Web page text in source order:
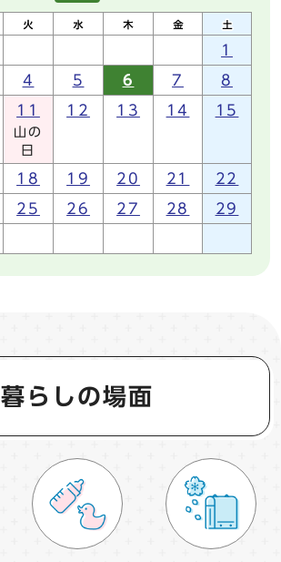
1
4 5 6 7 8
11
山の
日
12 13 14 15
18 19 20 21 22
25 26 27 28 29
暮らしの場面